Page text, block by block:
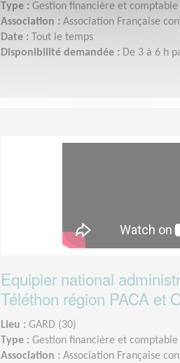
Type : Gestion financière et comptable
Association : Association Française
Date :
Tout le temps
Disponibilité demandée : De 3 à 6 h
Equipier national
Téléthon région PACA et
Lieu : GARD (30)
Type : Gestion financière et comptable
Association : Association Française